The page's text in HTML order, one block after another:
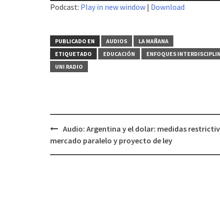
audio
Podcast: Play in new window | Download
PUBLICADO EN AUDIOS
LA MAÑANA
ETIQUETADO
EDUCACIÓN ENFOQUES
UNI RADIO
Navegación
Audio: Argentina y el dolar: medidas
mercado paralelo y proyecto de ley